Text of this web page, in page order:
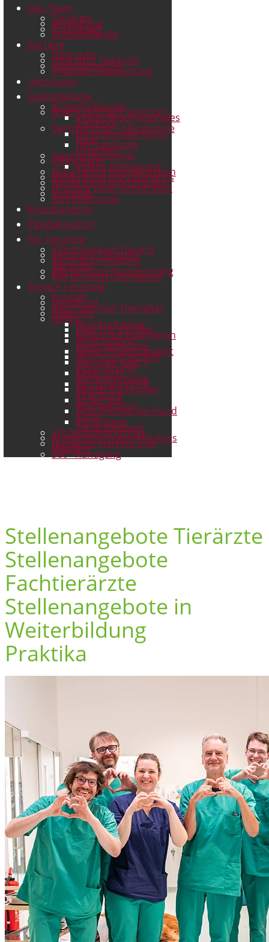
Das Team
Tierärzte
Verwaltung
Praxisteam
Auszubildende
Karriere
Übersicht
Übersicht Tierärzte
Ausbildung TFA
3-Minuten-Bewerbung
Leistungen
Spezialgebiete
Augenheilkunde
Brachycephales Syndrom
Videos Brachycephales
Syndrom
Dermatologie I Allergologie
Dermatologie Fell u.
Haut
Dermatologie
Ursachen
Gastroenterologie
Kleinsäuger
Videos Kleinsäuger
Behandlung Patellaluxation
Behandlung Kreuzbandriss
Sanfte Kastration Hündin
Urologie Laser-Lithotripsie
Urologie
Zahnheilkunde
Kreuzbandriss
Patellaluxation
Für Tierärzte
Informationen Tierarzt
Seminare Tierärzte
Seminaranmeldung
Tierärzte
Werbemittel Notdienstring
Werbemittel Überweiser
Service + Kontakt
Kontakt
Download
Informationen Tierhalter
Über uns
NEWSBlutdruckwerte
Dein Tier im Alter
Reisen mit Haustieren
Neue Leitung
Augenheilkunde
Neuer Praxisstandort
Was ist ein Notfall?
Gesunde Haut +
gesundes Fell
Reise- und
Notfallapotheke
Zahngesundheit
Magen-Darm oder
Vergiftung
Sicherheit
Weihnachten
Gras fressen bei Hund
Katze
Stressfreier
Tierarztbesuch
Schokoladenrechner
Anmeldung Erste-Hilfe-Kurs
Notdienst Herford und
Bielefeld
360°-Rundgang
Stellenangebote Tierärzte
Stellenangebote
Fachtierärzte
Stellenangebote in
Weiterbildung
Praktika